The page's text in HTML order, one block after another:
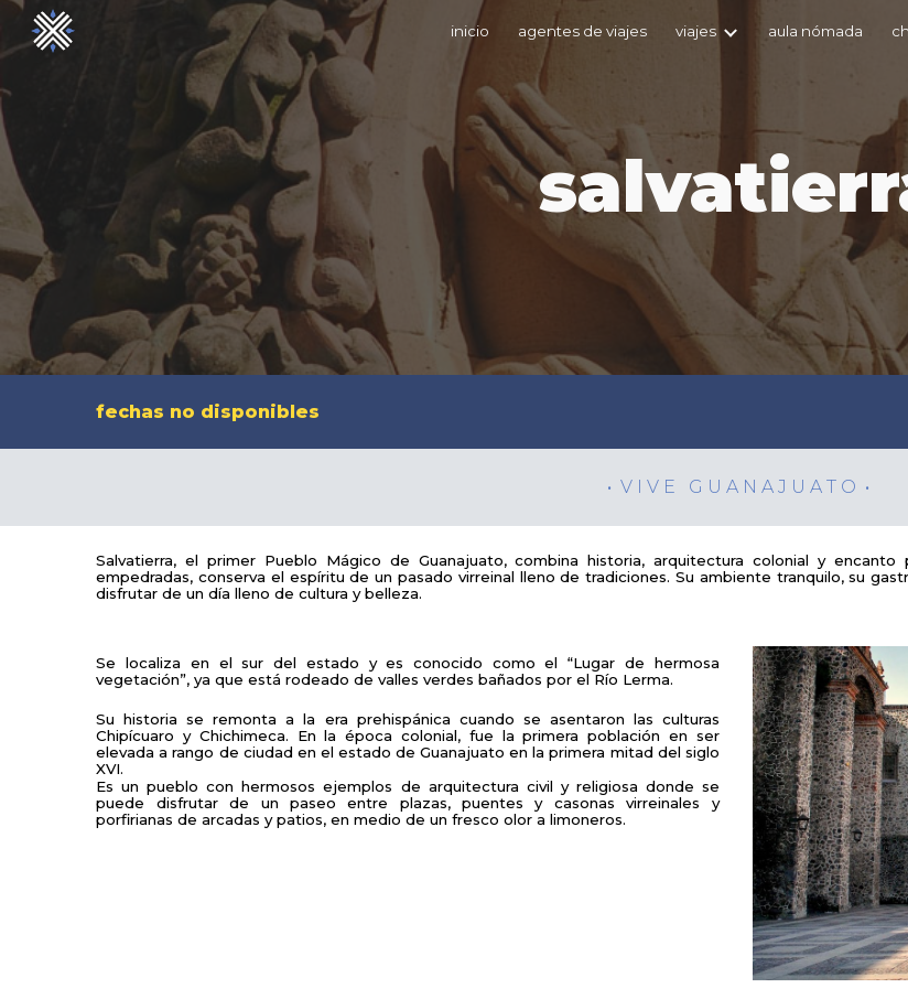
Skip to main content
inicio agentes de viajes viajes aula nómada
fechas no disponibles
• V I V E G U A N A J U A T O •
Salvatierra, el primer Pueblo Mágico de Guanajuato, combina historia, arquitectura colonial y
empedradas, conserva el espíritu de un pasado virreinal lleno de tradiciones. Su ambiente tranquilo, su
disfrutar de un día lleno de cultura y belleza.
Se localiza en el sur del estado y es conocido como el “Lugar de hermosa
vegetación”, ya que está rodeado de valles verdes bañados por el Río Lerma.
Su historia se remonta a la era prehispánica cuando se asentaron las culturas
Chipícuaro y Chichimeca. En la época colonial, fue la primera población en ser
elevada a rango de ciudad en el estado de Guanajuato en la primera mitad del siglo
XVI.
Es un pueblo con hermosos ejemplos de arquitectura civil y religiosa donde se
puede disfrutar de un paseo entre plazas, puentes y casonas virreinales y
porfirianas de arcadas y patios, en medio de un fresco olor a limoneros.